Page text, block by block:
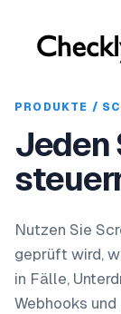
PRODUKTE /
Jeden
Nutzen Sie
geprüft wird,
in Fälle,
Webhooks